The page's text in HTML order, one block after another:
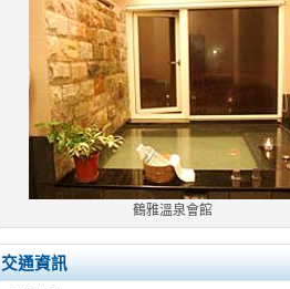
鶴雅溫泉會館
交通資訊